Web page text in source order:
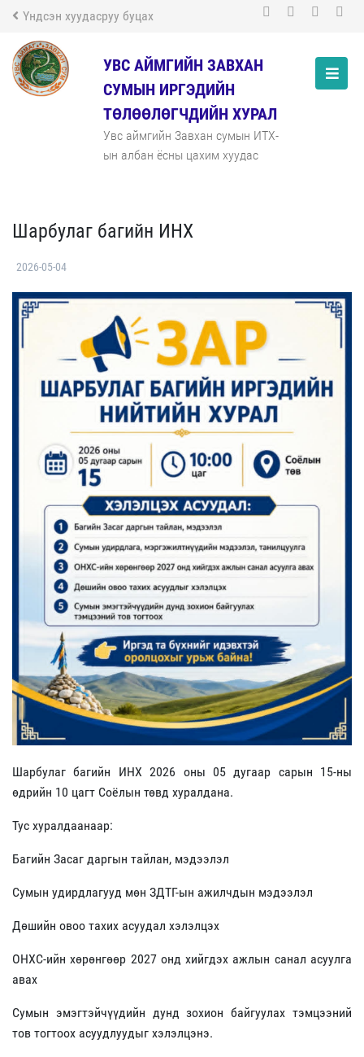
Үндсэн хуудасруу буцах
УВС АЙМГИЙН ЗАВХАН
СУМЫН ИРГЭДИЙН
ТӨЛӨӨЛӨГЧДИЙН ХУРАЛ
Увс аймгийн Завхан сумын ИТХ-
ын албан ёсны цахим хуудас
Шарбулаг багийн ИНХ
2026-05-04
Шарбулаг багийн ИНХ 2026 оны 05 дугаар сарын 15-ны
өдрийн 10 цагт Соёлын төвд хуралдана.
Тус хуралдаанаар:
Багийн Засаг даргын тайлан, мэдээлэл
Сумын удирдлагууд мөн ЗДТГ-ын ажилчдын мэдээлэл
Дөшийн овоо тахих асуудал хэлэлцэх
ОНХС-ийн хөрөнгөөр 2027 онд хийгдэх ажлын санал асуулга
авах
Сумын эмэгтэйчүүдийн дунд зохион байгуулах тэмцээний
тов тогтоох асуудлуудыг хэлэлцэнэ.